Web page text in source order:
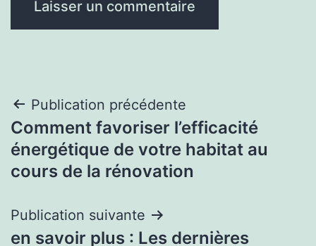
Navigation
de
l’article
Publication précédente
Comment favoriser l’efficacité
énergétique de votre habitat au
cours de la rénovation
Publication suivante
en savoir plus : Les dernières